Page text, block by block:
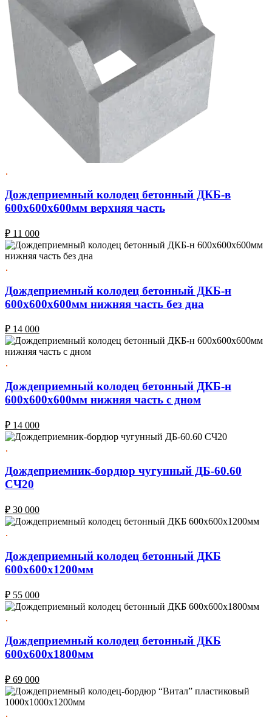
Дождеприемный колодец бетонный ДКБ-в
600х600х600мм верхняя часть
₽ 11 000
Дождеприемный колодец бетонный ДКБ-н
600х600х600мм нижняя часть без дна
₽ 14 000
Дождеприемный колодец бетонный ДКБ-н
600х600х600мм нижняя часть с дном
₽ 14 000
Дождеприемник-бордюр чугунный ДБ-60.60
СЧ20
₽ 30 000
Дождеприемный колодец бетонный ДКБ
600х600х1200мм
₽ 55 000
Дождеприемный колодец бетонный ДКБ
600х600х1800мм
₽ 69 000